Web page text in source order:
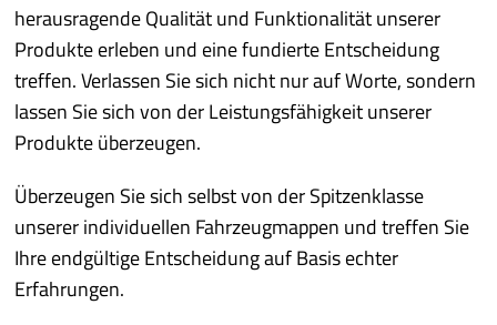
herausragende Qualität und Funktionalität unserer
Produkte erleben und eine fundierte Entscheidung
treffen. Verlassen Sie sich nicht nur auf Worte, sondern
lassen Sie sich von der Leistungsfähigkeit unserer
Produkte überzeugen.
Überzeugen Sie sich selbst von der Spitzenklasse
unserer individuellen Fahrzeugmappen und treffen Sie
Ihre endgültige Entscheidung auf Basis echter
Erfahrungen.